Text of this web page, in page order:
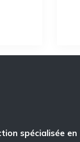
spécialisée en